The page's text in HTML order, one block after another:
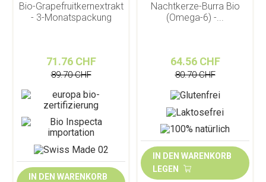
Bio-Grapefruitkernextrakt
- 3-Monatspackung
71.76 CHF
89.70 CHF
IN DEN WARENKORB
Nachtkerze-Burra Bio
(Omega-6) -...
64.56 CHF
80.70 CHF
IN DEN WARENKORB
LEGEN